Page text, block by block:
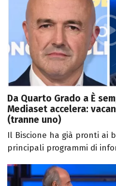
Da Quarto Grado a È
Mediaset accelera:
(tranne uno)
Il Biscione ha già pronti ai
principali programmi di